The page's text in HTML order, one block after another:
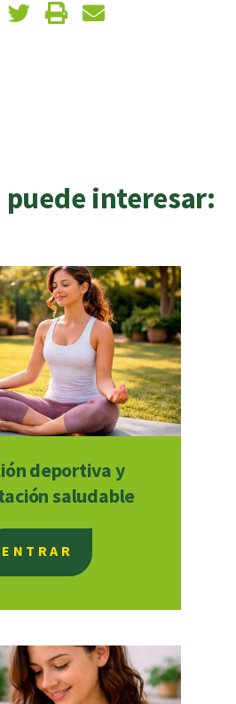
interesar:
deportiva y
saludable
ENTRAR